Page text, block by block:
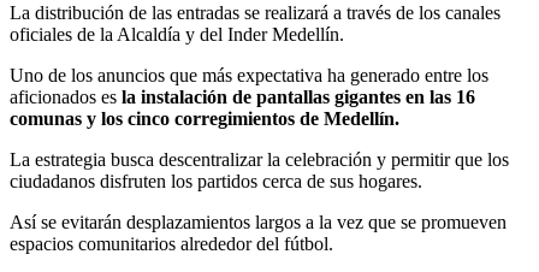
La distribución de las entradas se realizará a través de los canales
oficiales de la Alcaldía y del Inder Medellín.
Uno de los anuncios que más expectativa ha generado entre los
aficionados es la instalación de pantallas gigantes en las 16
comunas y los cinco corregimientos de Medellín.
La estrategia busca descentralizar la celebración y permitir que los
ciudadanos disfruten los partidos cerca de sus hogares.
Así se evitarán desplazamientos largos a la vez que se promueven
espacios comunitarios alrededor del fútbol.